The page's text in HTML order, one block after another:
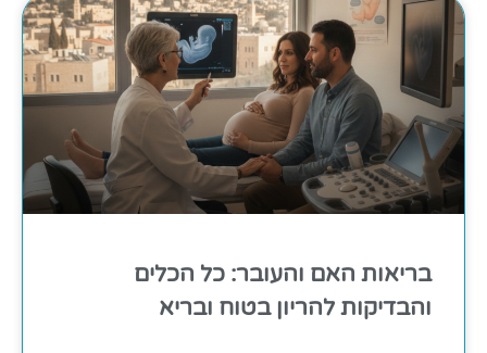
בריאות האם והעובר: כל הכלים
והבדיקות להריון בטוח ובריא